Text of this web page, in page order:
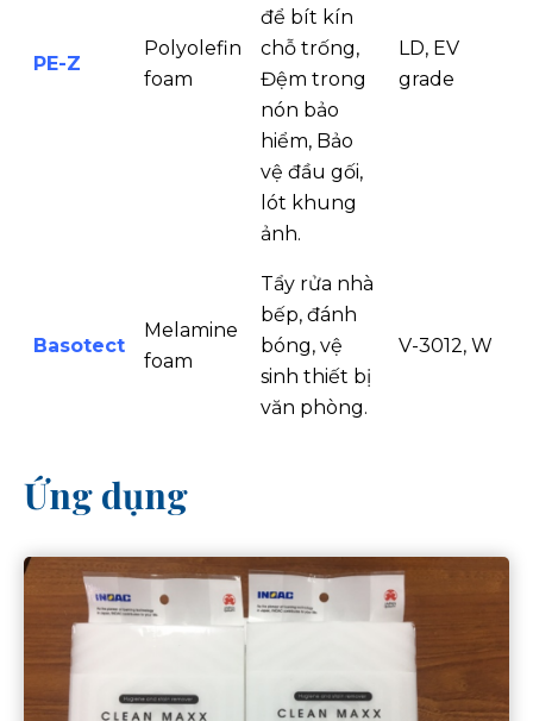
PE-Z
Polyolefin
foam
để bít kín
chỗ trống,
Đệm trong
nón bảo
hiểm, Bảo
vệ đầu gối,
lót khung
ảnh.
LD, EV
grade
Basotect
Melamine
foam
Tẩy rửa nhà
bếp, đánh
bóng, vệ
sinh thiết bị
văn phòng.
V-3012, W
Ứng dụng